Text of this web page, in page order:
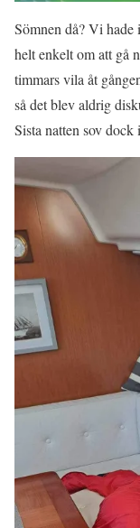
Sömnen då? Vi hade
helt enkelt om att gå
timmars vila åt
så det blev aldrig
Sista natten sov